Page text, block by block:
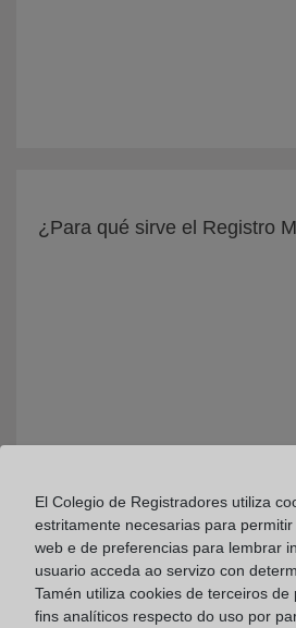
¿Para qué sirve el Registro
El Colegio de Registradores utiliza
estritamente necesarias para
web e de preferencias para lembrar
usuario acceda ao servizo con
Tamén utiliza cookies de terceiros de
fins analíticos respecto do uso por